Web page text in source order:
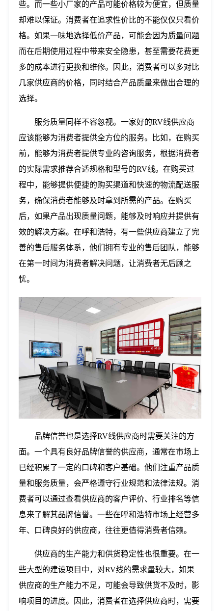
些。而一些小厂家的产品可能价格较为便宜，但质量
却难以保证。消费者在追求性价比的不能仅仅只看价
格。如果一味地选择低价产品，可能会因为质量问题
而在后期使用过程中带来安全隐患，甚至需要花费更
多的成本进行更换和维修。因此，消费者可以多对比
几家供应商的价格，同时结合产品质量来做出合理的
选择。
服务质量同样不容忽视。一家好的RV线供应商
应该能够为消费者提供全方位的服务。比如，在购买
前，能够为消费者提供专业的咨询服务，根据消费者
的实际需求推荐合适规格和型号的RV线。在购买过
程中，能够提供便捷的购买渠道和快速的物流配送服
务，确保消费者能够及时拿到所需的产品。在购买
后，如果产品出现质量问题，能够及时响应并提供有
效的解决方案。在呼和浩特，有一些供应商建立了完
善的售后服务体系，他们拥有专业的售后团队，能够
在第一时间为消费者解决问题，让消费者无后顾之
忧。
品牌信誉也是选择RV线供应商时需要关注的方
面。一个具有良好品牌信誉的供应商，通常在市场上
已经积累了一定的口碑和客户基础。他们注重产品质
量和服务质量，会严格遵守行业规范和法律法规。消
费者可以通过查看供应商的客户评价、行业排名等信
息来了解其品牌信誉。一些在呼和浩特市场上经营多
年、口碑良好的供应商，往往更值得消费者信赖。
供应商的生产能力和供货稳定性也很重要。在一
些大型的建设项目中，对RV线的需求量较大，如果
供应商的生产能力不足，可能会导致供货不及时，影
响项目的进度。因此，消费者在选择供应商时，需要